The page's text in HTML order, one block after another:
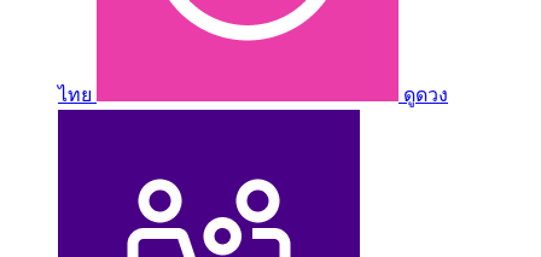
ไทย ดูดวง